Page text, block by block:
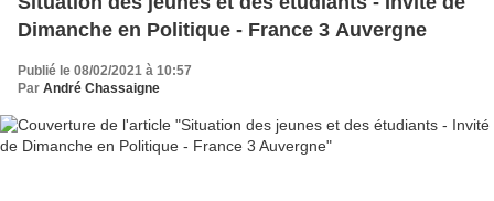
Dimanche en Politique - France 3 Auvergne
Publié le 08/02/2021 à 10:57
Par André Chassaigne